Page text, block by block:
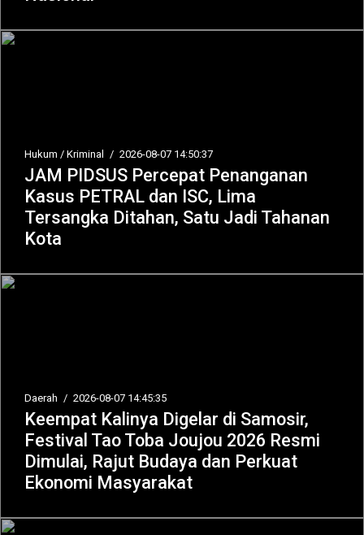
Hukum / Kriminal / 2026-08-07 14:50:37
JAM PIDSUS Percepat Penanganan
Kasus PETRAL dan ISC, Lima
Tersangka Ditahan, Satu Jadi Tahanan
Kota
Daerah / 2026-08-07 14:45:35
Keempat Kalinya Digelar di Samosir,
Festival Tao Toba Joujou 2026 Resmi
Dimulai, Rajut Budaya dan Perkuat
Ekonomi Masyarakat